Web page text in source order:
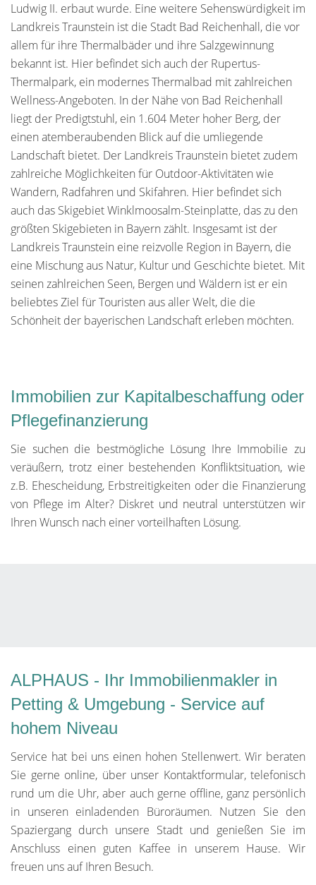
Ludwig II. erbaut wurde. Eine weitere Sehenswürdigkeit im
Landkreis Traunstein ist die Stadt Bad Reichenhall, die vor
allem für ihre Thermalbäder und ihre Salzgewinnung
bekannt ist. Hier befindet sich auch der Rupertus-
Thermalpark, ein modernes Thermalbad mit zahlreichen
Wellness-Angeboten. In der Nähe von Bad Reichenhall
liegt der Predigtstuhl, ein 1.604 Meter hoher Berg, der
einen atemberaubenden Blick auf die umliegende
Landschaft bietet. Der Landkreis Traunstein bietet zudem
zahlreiche Möglichkeiten für Outdoor-Aktivitäten wie
Wandern, Radfahren und Skifahren. Hier befindet sich
auch das Skigebiet Winklmoosalm-Steinplatte, das zu den
größten Skigebieten in Bayern zählt. Insgesamt ist der
Landkreis Traunstein eine reizvolle Region in Bayern, die
eine Mischung aus Natur, Kultur und Geschichte bietet. Mit
seinen zahlreichen Seen, Bergen und Wäldern ist er ein
beliebtes Ziel für Touristen aus aller Welt, die die
Schönheit der bayerischen Landschaft erleben möchten.
Immobilien zur Kapitalbeschaffung oder
Pflegefinanzierung
Sie suchen die bestmögliche Lösung Ihre Immobilie zu
veräußern, trotz einer bestehenden Konfliktsituation, wie
z.B. Ehescheidung, Erbstreitigkeiten oder die Finanzierung
von Pflege im Alter? Diskret und neutral unterstützen wir
Ihren Wunsch nach einer vorteilhaften Lösung.
ALPHAUS - Ihr Immobilienmakler in
Petting & Umgebung - Service auf
hohem Niveau
Service hat bei uns einen hohen Stellenwert. Wir beraten
Sie gerne online, über unser Kontaktformular, telefonisch
rund um die Uhr, aber auch gerne offline, ganz persönlich
in unseren einladenden Büroräumen. Nutzen Sie den
Spaziergang durch unsere Stadt und genießen Sie im
Anschluss einen guten Kaffee in unserem Hause. Wir
freuen uns auf Ihren Besuch.